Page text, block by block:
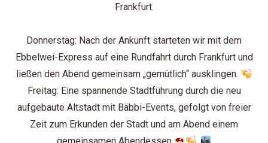
Frankfurt.
Donnerstag: Nach der Ankunft starteten wir mit dem
Ebbelwei-Express auf eine Rundfahrt durch Frankfurt und
ließen den Abend gemeinsam „gemütlich“ ausklingen.
Freitag: Eine spannende Stadtführung durch die neu
aufgebaute Altstadt mit Bäbbi-Events, gefolgt von freier
Zeit zum Erkunden der Stadt und am Abend einem